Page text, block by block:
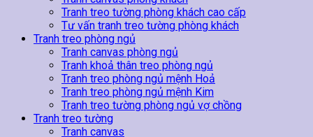
Tranh treo tường phòng khách cao cấp
Tư vấn tranh treo tường phòng khách
Tranh treo phòng ngủ
Tranh canvas phòng ngủ
Tranh khoả thân treo phòng ngủ
Tranh treo phòng ngủ mệnh Hoả
Tranh treo phòng ngủ mệnh Kim
Tranh treo tường phòng ngủ vợ chồng
Tranh treo tường
Tranh canvas